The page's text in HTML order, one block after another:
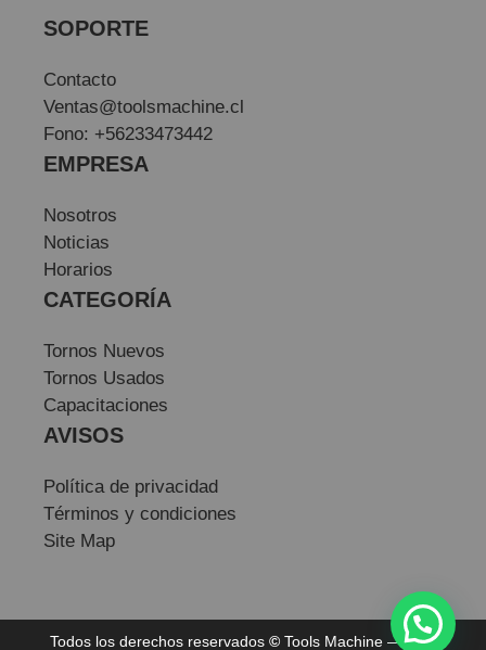
SOPORTE
Contacto
Ventas@toolsmachine.cl
Fono: +56233473442
EMPRESA
Nosotros
Noticias
Horarios
CATEGORÍA
Tornos Nuevos
Tornos Usados
Capacitaciones
AVISOS
Política de privacidad
Términos y condiciones
Site Map
Todos los derechos reservados © Tools Machine — Sitio